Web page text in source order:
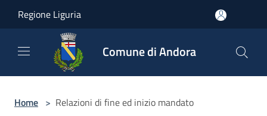
Regione Liguria
Comune di Andora
Home > Relazioni di fine ed inizio mandato